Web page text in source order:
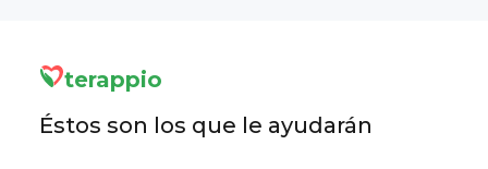
terappio
Éstos son los que le ayudarán